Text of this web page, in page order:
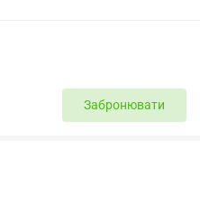
Забронювати